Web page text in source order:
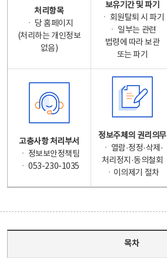
처리항목
ㆍ 당 홈페이지
(처리하는 개인정보
없음)
보유기간 및 파기
ㆍ 회원탈퇴 시 파기
ㆍ 일부는 관련
법령에 따라 보관
또는 파기
고충사항 처리부서
ㆍ 정보보안정책팀
ㆍ 053-230-1035
정보주체의 권리의무
ㆍ 열람·정정·삭제·
처리정지·동의철회
ㆍ이의제기 절차
목차